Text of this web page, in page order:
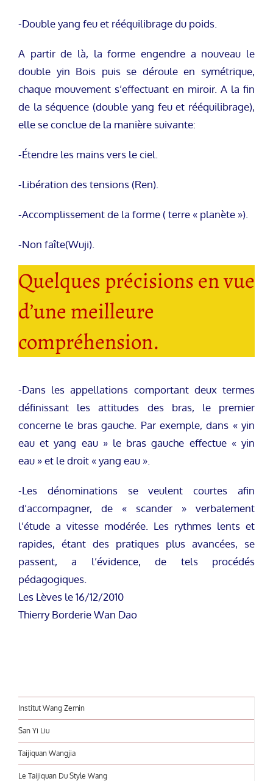
-Double yang feu et rééquilibrage du poids.
A partir de là, la forme engendre a nouveau le
double yin Bois puis se déroule en symétrique,
chaque mouvement s’effectuant en miroir. A la fin
de la séquence (double yang feu et rééquilibrage),
elle se conclue de la manière suivante:
-Étendre les mains vers le ciel.
-Libération des tensions (Ren).
-Accomplissement de la forme ( terre « planète »).
-Non faîte(Wuji).
Quelques précisions en vue
d’une meilleure
compréhension.
-Dans les appellations comportant deux termes
définissant les attitudes des bras, le premier
concerne le bras gauche. Par exemple, dans « yin
eau et yang eau » le bras gauche effectue « yin
eau » et le droit « yang eau ».
-Les dénominations se veulent courtes afin
d’accompagner, de « scander » verbalement
l’étude a vitesse modérée. Les rythmes lents et
rapides, étant des pratiques plus avancées, se
passent, a l’évidence, de tels procédés
pédagogiques.
Les Lèves le 16/12/2010
Thierry Borderie Wan Dao
Institut Wang Zemin
San Yi Liu
Taijiquan Wangjia
Le Taijiquan Du Style Wang